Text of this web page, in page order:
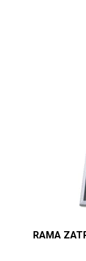
RAMA